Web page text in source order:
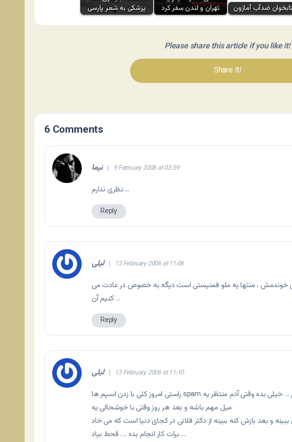
پزشکی به شعر پارسی
تهران و لندن سفر کرد
ضدآب آمازون
Please share this article if you like it!
Share It!
6 Comments
نيما 9 February 2006 at 03:59
نظری ندارم….
Reply
لیلی 13 February 2006 at 11:06
خوندمش ، منتها یه ملو فمنیستی است دیگه به خصوص در عادت می
کنیم آن …
Reply
لیلی 13 February 2006 at 11:10
راستی امروز کلی با زدن اسپم ها spam به این هرز نامه های میلم حال دادم … خیلی بده وقتی آدم منتظر یه
میل مهم باشه و بعد هر روز وقتی با خوشحالی یه
و بعد بازش کنه ببینه از دکتر فلانی در کجای دنیا است که می خاد
برات کار انجام بده …. قحط بیاد …